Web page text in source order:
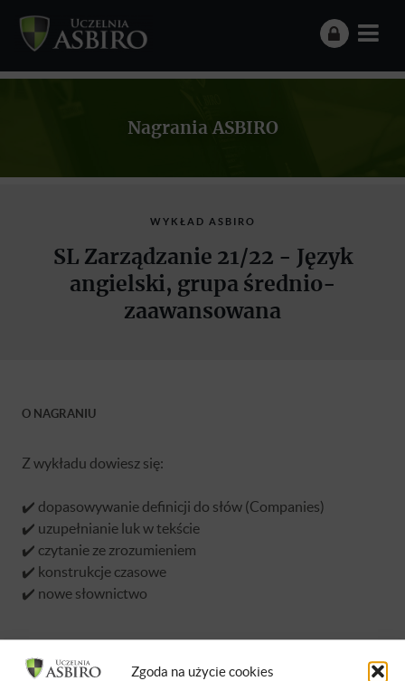
Zgoda na użycie cookies
Nagrania ASBIRO
WYKŁAD ASBIRO
SL Zarządzanie 21/22 - Język
angielski, grupa średnio-
zaawansowana
O NAGRANIU
Z wykładu dowiesz się:
✔️ dopasowywanie definicji do słów (Companies)
✔️ uzupełnianie luk w tekście
✔️ czytanie ze zrozumieniem
✔️ konstrukcje czasowe
✔️ nowe słownictwo